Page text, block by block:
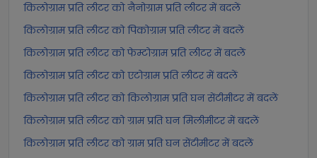
किलोग्राम प्रति लीटर को नैनोग्राम प्रति लीटर में बदलें
किलोग्राम प्रति लीटर को पिकोग्राम प्रति लीटर में बदलें
किलोग्राम प्रति लीटर को फेम्टोग्राम प्रति लीटर में बदलें
किलोग्राम प्रति लीटर को एटोग्राम प्रति लीटर में बदलें
किलोग्राम प्रति लीटर को किलोग्राम प्रति घन सेंटीमीटर में बदलें
किलोग्राम प्रति लीटर को ग्राम प्रति घन मिलीमीटर में बदलें
किलोग्राम प्रति लीटर को ग्राम प्रति घन सेंटीमीटर में बदलें